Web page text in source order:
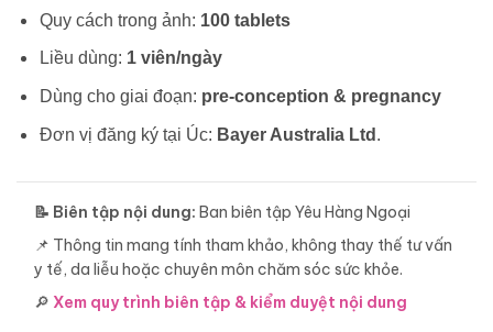
Quy cách trong ảnh: 100 tablets
Liều dùng: 1 viên/ngày
Dùng cho giai đoạn: pre-conception & pregnancy
Đơn vị đăng ký tại Úc: Bayer Australia Ltd .
📝 Biên tập nội dung: Ban biên tập Yêu Hàng Ngoại
📌 Thông tin mang tính tham khảo, không thay thế tư vấn
y tế, da liễu hoặc chuyên môn chăm sóc sức khỏe.
🔎 Xem quy trình biên tập & kiểm duyệt nội dung